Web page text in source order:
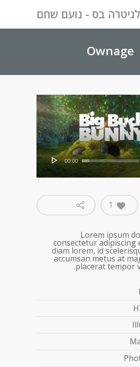
בס - נועם שחם
Ownage
00:00
1
Lorem ipsum
consectetur adipiscing
diam lorem, id
accumsan metus at
placerat tempor